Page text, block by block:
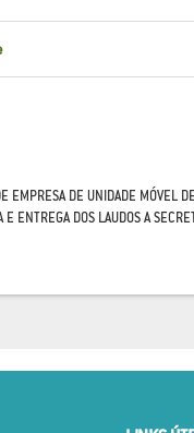
EMPRESA DE UNIDADE MÓVEL
E ENTREGA DOS LAUDOS A